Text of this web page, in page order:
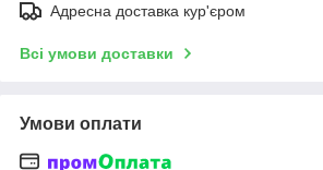
Адресна доставка кур'єром
Всі умови доставки
Умови оплати